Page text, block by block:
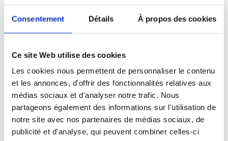
Consentement Détails À propos des cookies
Ce site Web utilise des cookies
Les cookies nous permettent de personnaliser le contenu
et les annonces, d'offrir des fonctionnalités relatives aux
médias sociaux et d'analyser notre trafic. Nous
partageons également des informations sur l'utilisation de
notre site avec nos partenaires de médias sociaux, de
publicité et d'analyse, qui peuvent combiner celles-ci
Profil du
candidat
Qualifications et diplômes :
Profil recherché :